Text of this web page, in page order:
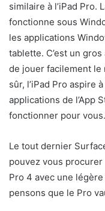
similaire à l’iPad Pro.
fonctionne sous
les applications
tablette. C’est un
de jouer facilement le
sûr, l’iPad Pro aspire
applications de l’App
fonctionner pour vous.
Le tout dernier
pouvez vous
Pro 4 avec une
pensons que le Pro